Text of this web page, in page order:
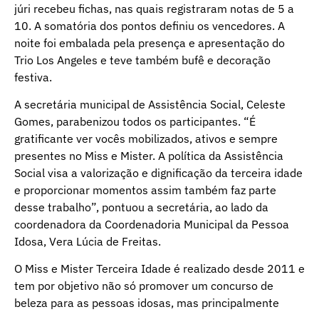
júri recebeu fichas, nas quais registraram notas de 5 a
10. A somatória dos pontos definiu os vencedores. A
noite foi embalada pela presença e apresentação do
Trio Los Angeles e teve também bufê e decoração
festiva.
A secretária municipal de Assistência Social, Celeste
Gomes, parabenizou todos os participantes. “É
gratificante ver vocês mobilizados, ativos e sempre
presentes no Miss e Mister. A política da Assistência
Social visa a valorização e dignificação da terceira idade
e proporcionar momentos assim também faz parte
desse trabalho”, pontuou a secretária, ao lado da
coordenadora da Coordenadoria Municipal da Pessoa
Idosa, Vera Lúcia de Freitas.
O Miss e Mister Terceira Idade é realizado desde 2011 e
tem por objetivo não só promover um concurso de
beleza para as pessoas idosas, mas principalmente